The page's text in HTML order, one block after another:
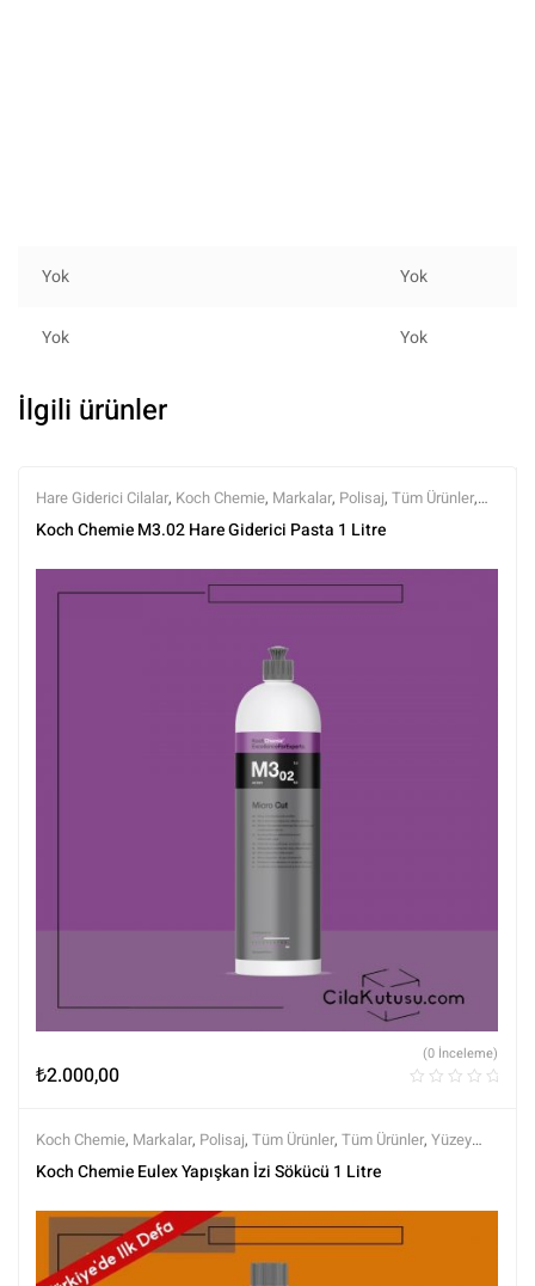
Yok Yok
Yok Yok
İlgili ürünler
Hare Giderici Cilalar, Koch Chemie, Markalar, Polisaj, Tüm Ürünler,
Tüm Ürünler
Koch Chemie M3.02 Hare Giderici Pasta 1 Litre
₺2.000,00
(0 İnceleme)
Koch Chemie, Markalar, Polisaj, Tüm Ürünler, Tüm Ürünler, Yüzey
Arındırıcılar,Yüzey Temizleyici ve Arındırıcılar, Yüzey Temizleyiciler
Koch Chemie Eulex Yapışkan İzi Sökücü 1 Litre